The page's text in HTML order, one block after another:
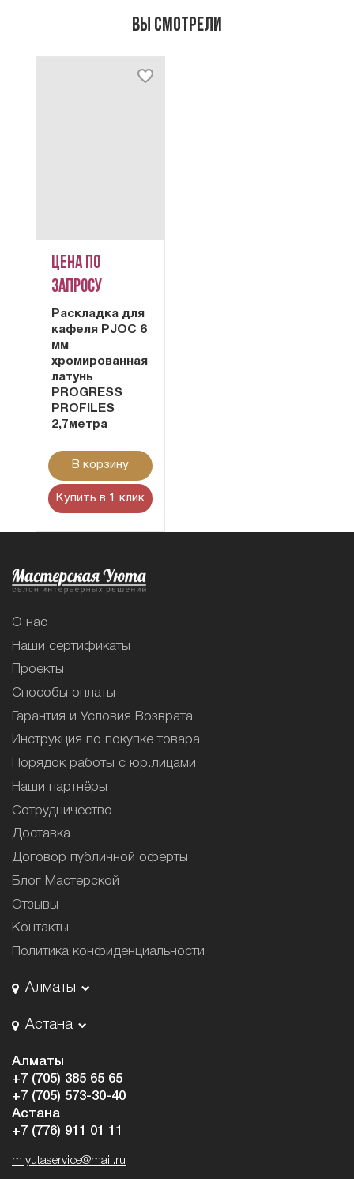
Вы смотрели
Цена по
запросу
Раскладка для
кафеля PJOC 6
мм
хромированная
латунь
PROGRESS
PROFILES
2,7метра
В корзину
Купить в 1 клик
О нас
Наши сертификаты
Проекты
Способы оплаты
Гарантия и Условия Возврата
Инструкция по покупке товара
Порядок работы с юр.лицами
Наши партнёры
Сотрудничество
Доставка
Договор публичной оферты
Блог Мастерской
Отзывы
Контакты
Политика конфиденциальности
Алматы
Астана
Алматы
+7 (705) 385 65 65
+7 (705) 573-30-40
Астана
+7 (776) 911 01 11
m.yutaservice@mail.ru